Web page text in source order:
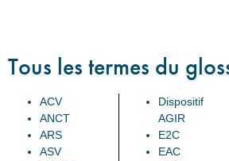
Tous les termes du
ACV
ANCT
ARS
ASV
Dispositif
AGIR
E2C
EAC